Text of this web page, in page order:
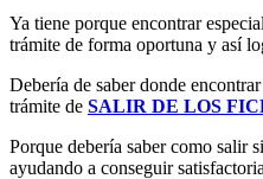
Ya tiene porque encontrar
trámite de forma oportuna y así
Debería de saber donde
trámite de SALIR DE LOS
Porque debería saber como salir
ayudando a conseguir